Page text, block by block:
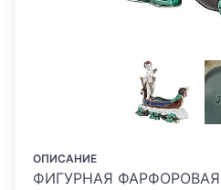
ОПИСАНИЕ
ФИГУРНАЯ ФАРФОРОВАЯ